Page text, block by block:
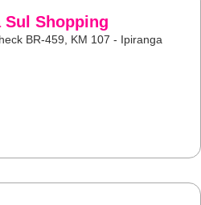
Sul Shopping
BR-459, KM 107 - Ipiranga